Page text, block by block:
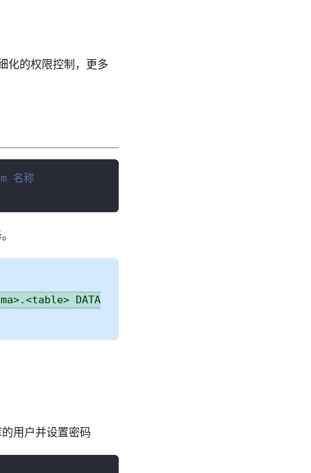
化的权限控制，更多
名称
DATA
用户并设置密码